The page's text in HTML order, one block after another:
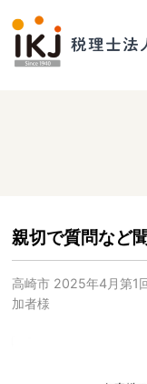
親切で質問など
高崎市 2025年4月第1
加者様